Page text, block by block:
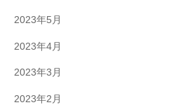
2023年5月
2023年4月
2023年3月
2023年2月